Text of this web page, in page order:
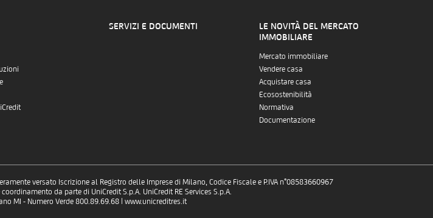
SERVIZI E DOCUMENTI
LE NOVITÀ DEL MERCATO
IMMOBILIARE
Mercato immobiliare
Vendere casa
Acquistare casa
Ecosostenibilità
Normativa
Documentazione
versato Iscrizione al Registro delle Imprese di Milano, Codice Fiscale e P.IVA n°08583660967
da parte di UniCredit S.p.A. UniCredit RE Services S.p.A.
MI - Numero Verde 800.89.69.68 | www.unicreditres.it